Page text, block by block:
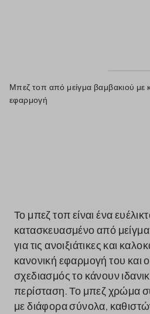
Μπεζ τοπ από μείγμα βαμβακιού με
εφαρμογή
Το μπεζ τοπ είναι ένα
κατασκευασμένο από μείγμα
για τις ανοιξιάτικες και
κανονική εφαρμογή του και
σχεδιασμός το κάνουν
περίσταση. Το μπεζ χρώμα
με διάφορα σύνολα,